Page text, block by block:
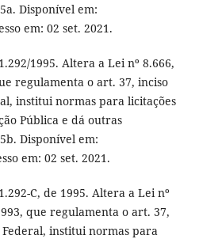
Disponível em:
em: 02 set. 2021.
1995. Altera a Lei nº 8.666,
regulamenta o art. 37, inciso
institui normas para licitações
Pública e dá outras
Disponível em:
em: 02 set. 2021.
C, de 1995. Altera a Lei nº
que regulamenta o art. 37,
institui normas para